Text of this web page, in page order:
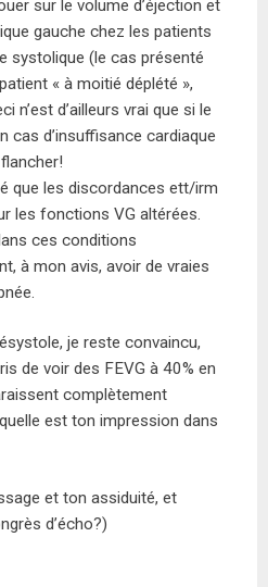
sur le volume d’éjection et
gauche chez les patients
systolique (le cas présenté
« à moitié déplété »,
n’est d’ailleurs vrai que si le
cas d’insuffisance cardiaque
que les discordances ett/irm
les fonctions VG altérées.
ces conditions
à mon avis, avoir de vraies
je reste convaincu,
de voir des FEVG à 40% en
complètement
est ton impression dans
et ton assiduité, et
d’écho?)